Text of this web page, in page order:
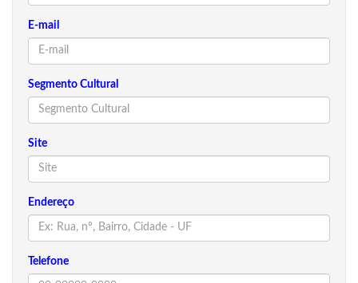
E-mail
Segmento Cultural
Site
Endereço
Telefone